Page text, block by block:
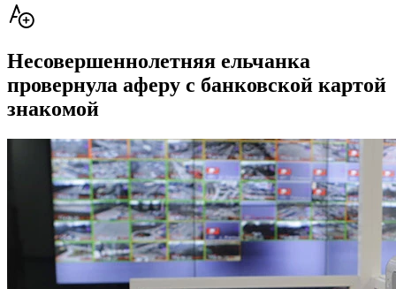
Несовершеннолетняя ельчанка
провернула аферу с банковской картой
знакомой